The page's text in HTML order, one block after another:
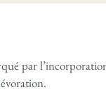
par